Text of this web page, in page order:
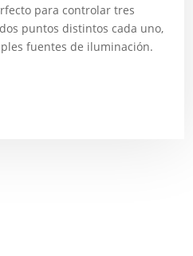
para controlar tres
puntos distintos cada uno,
fuentes de iluminación.